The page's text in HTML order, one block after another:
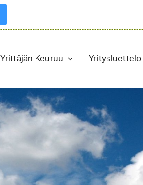
Yrittäjän Keuruu Yritysluettelo